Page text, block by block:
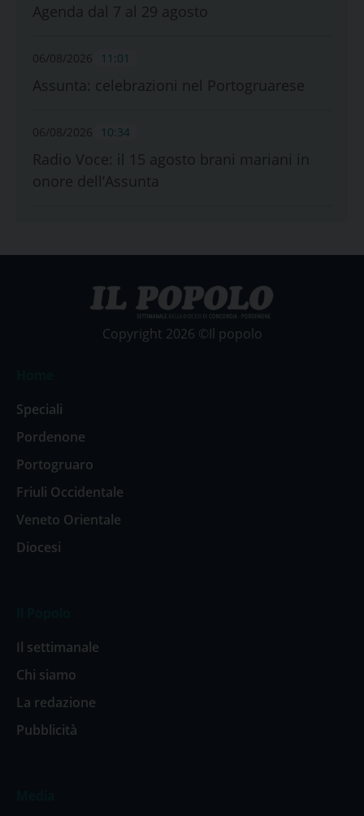
Agenda dal 7 al 29 agosto
06/08/2026 11:01
Assunta: celebrazioni nel Portogruarese
06/08/2026 10:34
Radio Voce: il 15 agosto brani mariani in
onore dell’Assunta
Copyright 2026 ©Il popolo
Speciali
Pordenone
Portogruaro
Friuli Occidentale
Veneto Orientale
Diocesi
Il settimanale
Chi siamo
La redazione
Pubblicità